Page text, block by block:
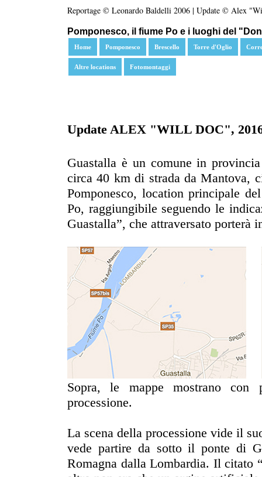
Reportage © Leonardo Baldelli 2006 | Update © Alex
Pomponesco, il fiume Po e i luoghi del
Home Pomponesco Brescello Torre d'Oglio
Altre locations Fotomontaggi
Update ALEX "WILL DOC",
Guastalla è un comune in
circa 40 km di strada da Mantova,
Pomponesco, location principale
Po, raggiungibile seguendo le
Guastalla”, che attraversato porterà
Sopra, le mappe mostrano
processione.
La scena della processione vide il
vede partire da sotto il ponte di
Romagna dalla Lombardia. Il citato